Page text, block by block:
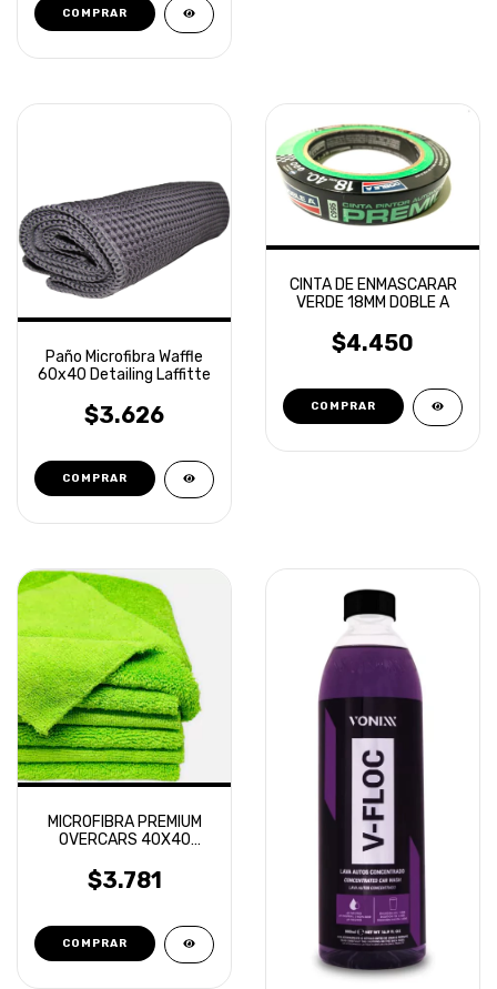
Paño Microfibra Waffle
60x40 Detailing Laffitte
$3.626
CINTA DE ENMASCARAR
VERDE 18MM DOBLE A
$4.450
MICROFIBRA PREMIUM
OVERCARS 40X40
$3.781